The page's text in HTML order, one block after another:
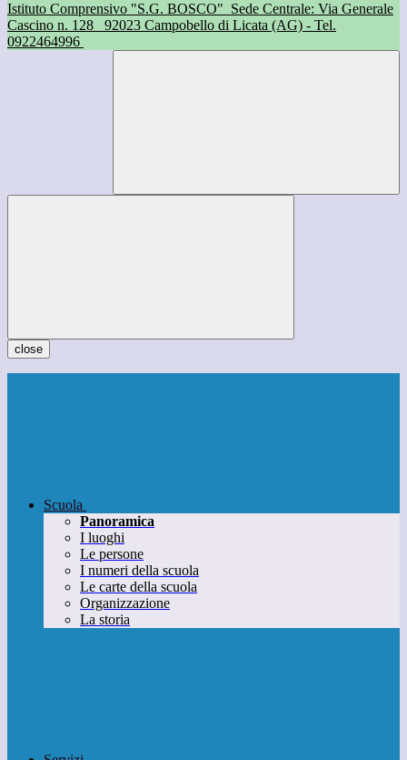
Istituto Comprensivo "S.G. BOSCO" Sede Centrale: Via Generale
Cascino n. 128
92023 Campobello di Licata (AG) - Tel.
0922464996
close
Scuola
Panoramica
I luoghi
Le persone
I numeri della scuola
Le carte della scuola
Organizzazione
La storia